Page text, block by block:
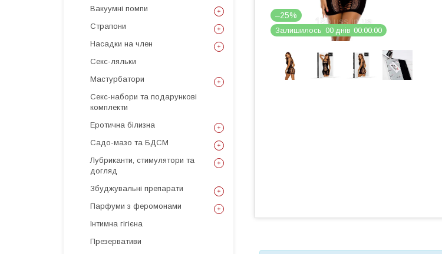
–25%
Залишилось 00 днів 00 00 00
Вакуумні помпи
Страпони
Насадки на член
Секс-ляльки
Мастурбатори
Секс-набори та подарункові
комплекти
Еротична білизна
Садо-мазо та БДСМ
Лубриканти, стимулятори та
догляд
Збуджувальні препарати
Парфуми з феромонами
Інтимна гігієна
Презервативи